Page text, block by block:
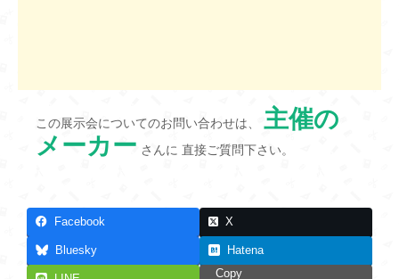
この展示会についてのお問い合わせは、 主催の
メーカー さんに 直接ご質問下さい。
Facebook X
Bluesky Hatena
Copy